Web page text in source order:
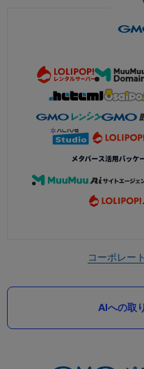
コーポレー
AIへの取